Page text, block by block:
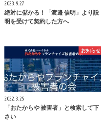
2023.9.27
絶対に儲かる！「渡邉 信明」より説
明を受けて契約した方へ
お知らせ
2022.3.25
「おたからや 被害者」と検索して下
さい